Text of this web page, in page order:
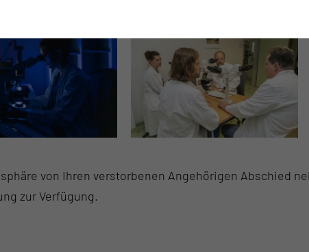
von Ihren verstorbenen Angehörigen Abschied
zur Verfügung.